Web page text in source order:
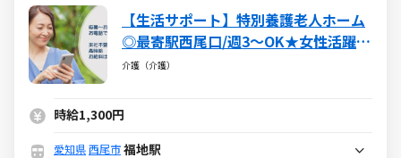
【生活サポート】特別養護老人ホーム
◎最寄駅西尾口/週3～OK★女性活躍中
♪
介護（介護）
時給1,300円
愛知県西尾市福地駅